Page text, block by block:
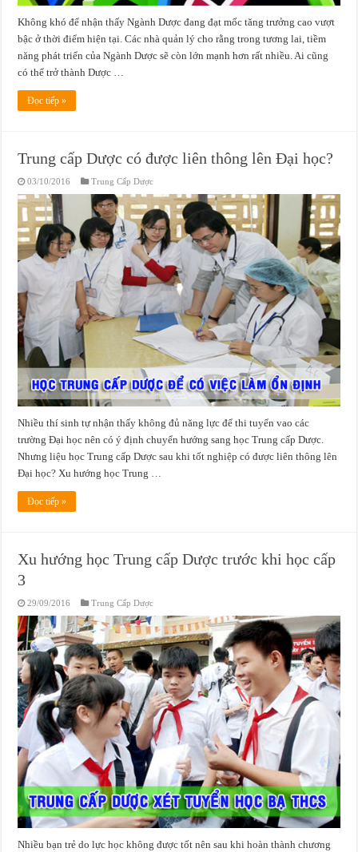
Không khó để nhận thấy Ngành Dược đang đạt mốc tăng trưởng cao vượt
bậc ở thời điểm hiện tại. Các nhà quản lý cho rằng trong tương lai, tiềm
năng phát triển của Ngành Dược sẽ còn lớn mạnh hơn rất nhiều. Ai cũng
có thể trở thành Dược …
Đọc tiếp »
Trung cấp Dược có được liên thông lên Đại học?
03/10/2016 Trung Cấp Dược
Nhiều thí sinh tự nhận thấy không đủ năng lực để thi tuyển vao các
trường Đại học nên có ý định chuyển hướng sang học Trung cấp Dược.
Nhưng liệu học Trung cấp Dược sau khi tốt nghiệp có được liên thông lên
Đại học? Xu hướng học Trung …
Đọc tiếp »
Xu hướng học Trung cấp Dược trước khi học cấp
3
29/09/2016 Trung Cấp Dược
Nhiều bạn trẻ do lực học không được tốt nên sau khi hoàn thành chương